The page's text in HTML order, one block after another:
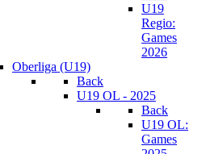
U19
Regio:
Games
2026
Oberliga (U19)
Back
U19 OL - 2025
Back
U19 OL:
Games